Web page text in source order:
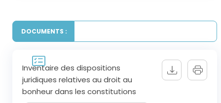
DOCUMENTS :
Inventaire des dispositions
juridiques relatives au droit au
bonheur dans les constitutions